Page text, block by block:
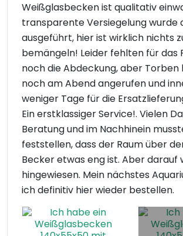
Weißglasbecken ist qualitativ
transparente Versiegelung wurde
ausgeführt, hier ist wirklich nichts
bemängeln! Leider fehlten für das
noch die Abdeckung, aber
noch am Abend angerufen und
weniger Tage für die
Ein erstklassiger Service!. Vielen
Beratung und im Nachhinein
feststellen, dass der Raum über
Becker etwas eng ist. Aber darauf
hingewiesen. Mein nächstes
ich definitiv hier wieder bestellen.